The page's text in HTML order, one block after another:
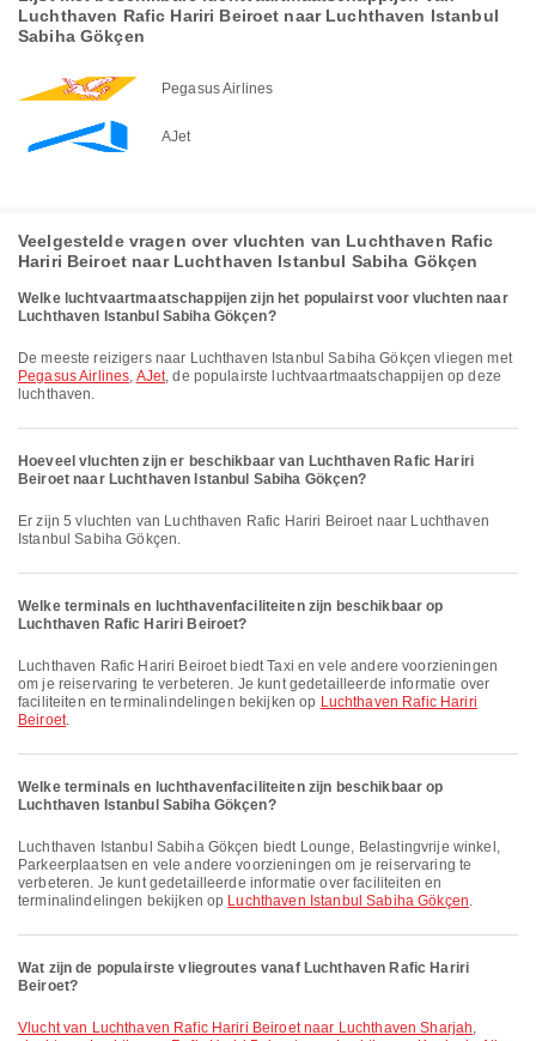
Luchthaven Rafic Hariri Beiroet naar Luchthaven Istanbul
Sabiha Gökçen
Pegasus Airlines
AJet
Veelgestelde vragen over vluchten van Luchthaven Rafic
Hariri Beiroet naar Luchthaven Istanbul Sabiha Gökçen
Welke luchtvaartmaatschappijen zijn het populairst voor vluchten naar
Luchthaven Istanbul Sabiha Gökçen?
De meeste reizigers naar Luchthaven Istanbul Sabiha Gökçen vliegen met
Pegasus Airlines, AJet, de populairste luchtvaartmaatschappijen op deze
luchthaven.
Hoeveel vluchten zijn er beschikbaar van Luchthaven Rafic Hariri
Beiroet naar Luchthaven Istanbul Sabiha Gökçen?
Er zijn 5 vluchten van Luchthaven Rafic Hariri Beiroet naar Luchthaven
Istanbul Sabiha Gökçen.
Welke terminals en luchthavenfaciliteiten zijn beschikbaar op
Luchthaven Rafic Hariri Beiroet?
Luchthaven Rafic Hariri Beiroet biedt Taxi en vele andere voorzieningen
om je reiservaring te verbeteren. Je kunt gedetailleerde informatie over
faciliteiten en terminalindelingen bekijken op Luchthaven Rafic Hariri
Beiroet.
Welke terminals en luchthavenfaciliteiten zijn beschikbaar op
Luchthaven Istanbul Sabiha Gökçen?
Luchthaven Istanbul Sabiha Gökçen biedt Lounge, Belastingvrije winkel,
Parkeerplaatsen en vele andere voorzieningen om je reiservaring te
verbeteren. Je kunt gedetailleerde informatie over faciliteiten en
terminalindelingen bekijken op Luchthaven Istanbul Sabiha Gökçen.
Wat zijn de populairste vliegroutes vanaf Luchthaven Rafic Hariri
Beiroet?
vlucht van Luchthaven Rafic Hariri Beiroet naar Luchthaven Sharjah,